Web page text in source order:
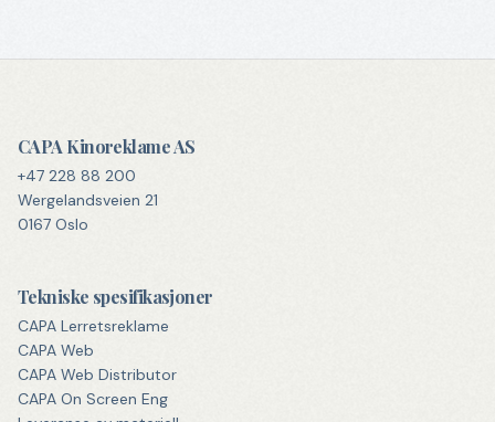
CAPA Kinoreklame AS
+47 228 88 200
Wergelandsveien 21
0167 Oslo
Tekniske spesifikasjoner
CAPA Lerretsreklame
CAPA Web
CAPA Web Distributor
CAPA On Screen Eng